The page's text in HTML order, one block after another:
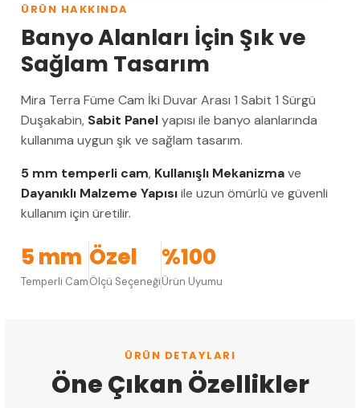
ÜRÜN HAKKINDA
Banyo Alanları İçin Şık ve
Sağlam Tasarım
Mira Terra Füme Cam İki Duvar Arası 1 Sabit 1 Sürgü
Duşakabin, Sabit Panelyapısı ile banyo alanlarında
kullanıma uygun şık ve sağlam tasarım.
5 mm temperli cam, Kullanışlı Mekanizmave
Dayanıklı Malzeme Yapısıile uzun ömürlü ve güvenli
kullanım için üretilir.
5 mm
Temperli Cam
Özel
Ölçü Seçeneği
%100
Ürün Uyumu
ÜRÜN DETAYLARI
Öne Çıkan Özellikler